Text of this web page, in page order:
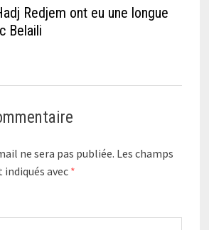
Redjem ont eu une longue
Belaili
ne sera pas publiée. Les champs
avec *